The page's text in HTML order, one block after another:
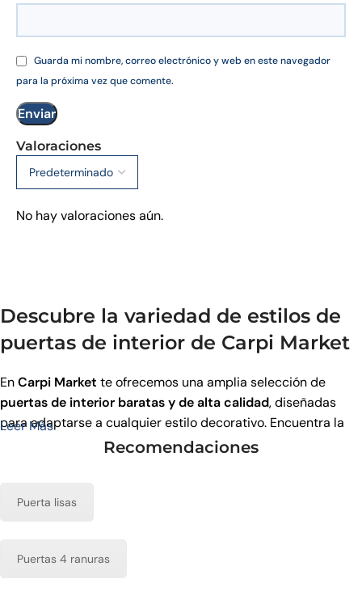
Valoraciones
No hay valoraciones aún.
Guarda mi nombre, correo electrónico y web en este navegador
para la próxima vez que comente.
Descubre la variedad de estilos de
puertas de interior de Carpi Market
EnCarpi Market te ofrecemos una amplia selección de
puertas de interior baratas y de alta calidad, diseñadas
para adaptarse a cualquier estilo decorativo. Encuentra la
puerta perfecta para cada estancia de tu hogar entre
Si buscas un estilo actual y elegante, nuestras
Leer Más
Recomendaciones
Puerta lisas
Puertas 4 ranuras